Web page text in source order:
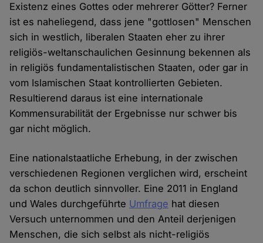
Existenz eines Gottes oder mehrerer Götter? Ferner
ist es naheliegend, dass jene "gottlosen" Menschen
sich in westlich, liberalen Staaten eher zu ihrer
religiös-weltanschaulichen Gesinnung bekennen als
in religiös fundamentalistischen Staaten, oder gar in
vom Islamischen Staat kontrollierten Gebieten.
Resultierend daraus ist eine internationale
Kommensurabilität der Ergebnisse nur schwer bis
gar nicht möglich.
Eine nationalstaatliche Erhebung, in der zwischen
verschiedenen Regionen verglichen wird, erscheint
da schon deutlich sinnvoller. Eine 2011 in England
und Wales durchgeführte Umfrage hat diesen
Versuch unternommen und den Anteil derjenigen
Menschen, die sich selbst als nicht-religiös